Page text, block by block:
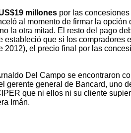
millones por las
al momento de firmar la opción
la otra mitad. El resto del pago
que si los compradores
2012), el precio final por las
Del Campo se encontraron
gerente general de Bancard, uno
que ni ellos ni su cliente
Imán.